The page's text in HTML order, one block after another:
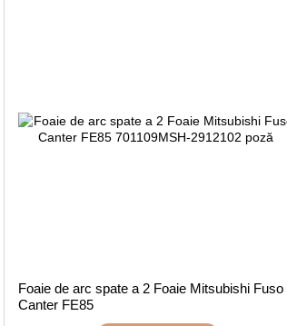
Foaie de arc spate a 2 Foaie Mitsubishi Fuso
Canter FE85